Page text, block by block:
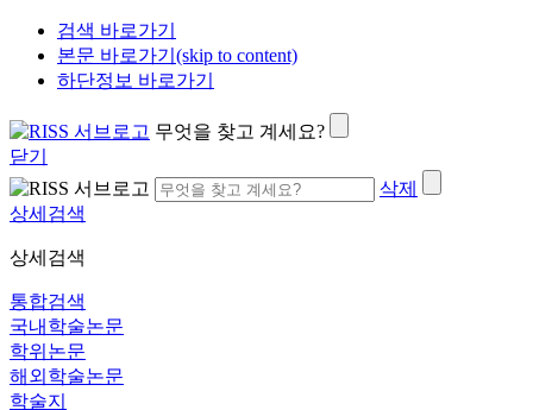
검색 바로가기
본문 바로가기(skip to content)
하단정보 바로가기
무엇을 찾고 계세요?
닫기
삭제
상세검색
상세검색
통합검색
국내학술논문
학위논문
해외학술논문
학술지